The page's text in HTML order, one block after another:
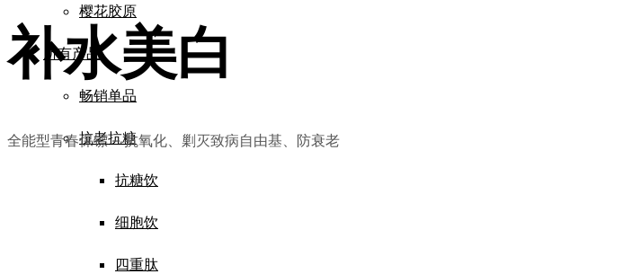
樱花胶原
所有产品
畅销单品
抗老抗糖
抗糖饮
细胞饮
四重肽
补水美白
全能型青春保镖 – 抗氧化、剿灭致病自由基、防衰老